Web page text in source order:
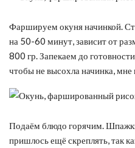
Фаршируем окуня начинкой.
на 50-60 минут, зависит от
800 гр. Запекаем до
чтобы не высохла начинка, мне
Подаём блюдо горячим.
пришлось ещё скреплять, так